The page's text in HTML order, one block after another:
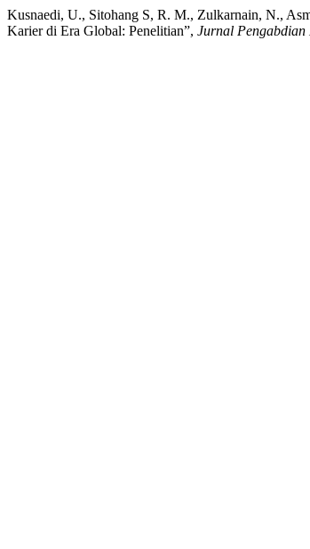
Kusnaedi, U., Sitohang S, R. M., Zulkarnain, N.,
Karier di Era Global: Penelitian”, Jurnal Pengabdian